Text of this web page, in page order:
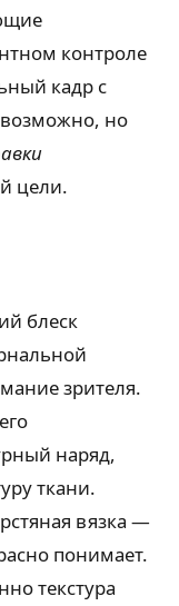
контроле
кадр с
но
цели.
блеск
зрителя.
наряд,
ткани.
вязка —
понимает.
текстура